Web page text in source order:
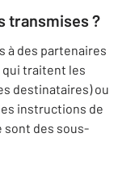
transmises ?
à des partenaires
qui traitent les
destinataires) ou
instructions de
sont des sous-